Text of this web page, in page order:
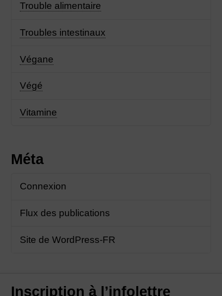
Trouble alimentaire
Troubles intestinaux
Végane
Végé
Vitamine
Méta
Connexion
Flux des publications
Site de WordPress-FR
Inscription à l’infolettre